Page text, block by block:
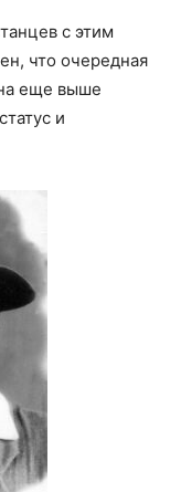
с этим
что очередная
еще выше
и